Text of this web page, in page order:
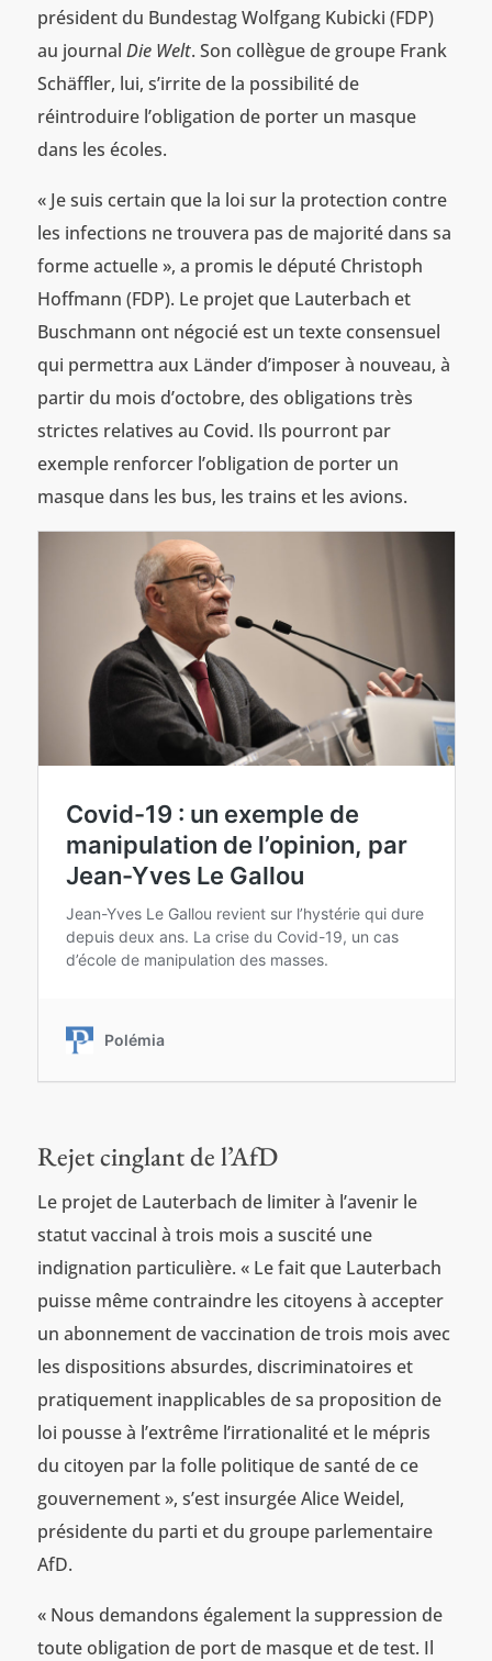
président du Bundestag Wolfgang Kubicki (FDP)
au journal Die Welt. Son collègue de groupe Frank
Schäffler, lui, s’irrite de la possibilité de
réintroduire l’obligation de porter un masque
dans les écoles.
« Je suis certain que la loi sur la protection contre
les infections ne trouvera pas de majorité dans sa
forme actuelle », a promis le député Christoph
Hoffmann (FDP). Le projet que Lauterbach et
Buschmann ont négocié est un texte consensuel
qui permettra aux Länder d’imposer à nouveau, à
partir du mois d’octobre, des obligations très
strictes relatives au Covid. Ils pourront par
exemple renforcer l’obligation de porter un
masque dans les bus, les trains et les avions.
Rejet cinglant de l’AfD
Le projet de Lauterbach de limiter à l’avenir le
statut vaccinal à trois mois a suscité une
indignation particulière. « Le fait que Lauterbach
puisse même contraindre les citoyens à accepter
un abonnement de vaccination de trois mois avec
les dispositions absurdes, discriminatoires et
pratiquement inapplicables de sa proposition de
loi pousse à l’extrême l’irrationalité et le mépris
du citoyen par la folle politique de santé de ce
gouvernement », s’est insurgée Alice Weidel,
présidente du parti et du groupe parlementaire
AfD.
« Nous demandons également la suppression de
toute obligation de port de masque et de test. Il